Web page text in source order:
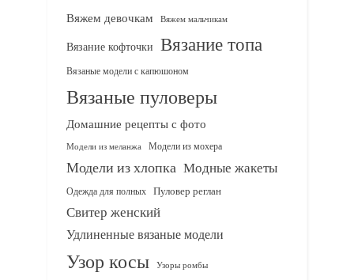
Вяжем девочкам Вяжем мальчикам
Вязание кофточки Вязание топа
Вязаные модели с капюшоном
Вязаные пуловеры
Домашние рецепты с фото
Модели из меланжа Модели из мохера
Модели из хлопка Модные жакеты
Одежда для полных Пуловер реглан
Свитер женский
Удлиненные вязаные модели
Узор косы Узоры ромбы